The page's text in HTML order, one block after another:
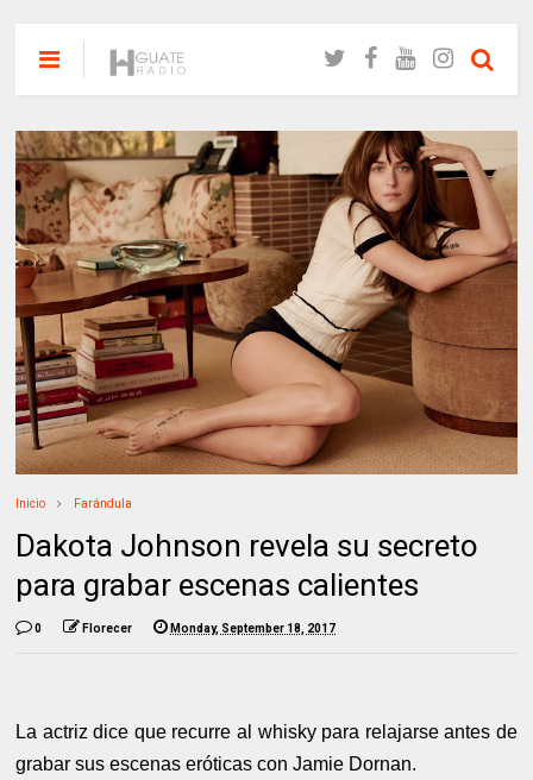
Inicio Farándula
Dakota Johnson revela su secreto
para grabar escenas calientes
0 Florecer Monday, September 18, 2017
La actriz dice que recurre al whisky para relajarse antes de
grabar sus escenas eróticas con Jamie Dornan.